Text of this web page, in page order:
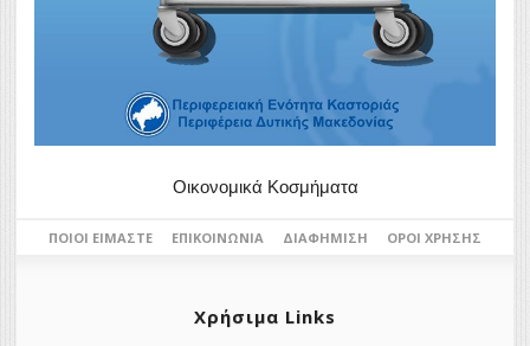
Οικονομικά Κοσμήματα
ΠΟΙΟΙ ΕΊΜΑΣΤΕ ΕΠΙΚΟΙΝΩΝΊΑ ΔΙΑΦΉΜΙΣΗ ΌΡΟΙ ΧΡΉΣΗΣ
Χρήσιμα Links